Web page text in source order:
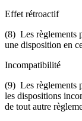
Effet rétroactif
(8) Les règlements
une disposition en
Incompatibilité
(9) Les règlements
les dispositions
de tout autre